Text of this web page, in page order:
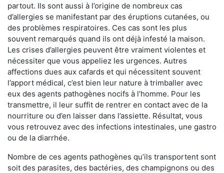
partout. Ils sont aussi à l’origine de nombreux cas
d’allergies se manifestant par des éruptions cutanées, ou
des problèmes respiratoires. Ces cas sont les plus
souvent remarqués quand ils ont déjà infesté la maison.
Les crises d’allergies peuvent être vraiment violentes et
nécessiter que vous appeliez les urgences. Autres
affections dues aux cafards et qui nécessitent souvent
l’apport médical, c’est bien leur nature à trimballer avec
eux des agents pathogènes nocifs à l’homme. Pour les
transmettre, il leur suffit de rentrer en contact avec de la
nourriture ou d’en laisser dans l’assiette. Résultat, vous
vous retrouvez avec des infections intestinales, une gastro
ou de la diarrhée.
Nombre de ces agents pathogènes qu’ils transportent sont
soit des parasites, des bactéries, des champignons ou des